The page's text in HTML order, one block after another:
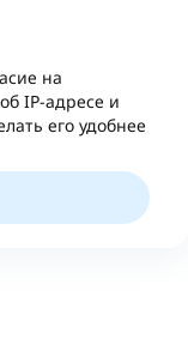
на
IP-адресе и
его удобнее